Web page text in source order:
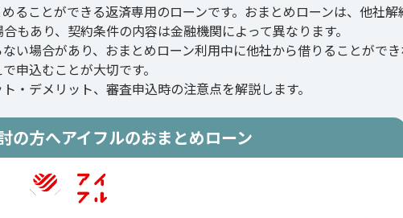
ることができる返済専用のローンです。おまとめローンは、他社解
もあり、契約条件の内容は金融機関によって異なります。
い場合があり、おまとめローン利用中に他社から借りることがで
申込むことが大切です。
・デメリット、審査申込時の注意点を解説します。
の方へアイフルのおまとめローン